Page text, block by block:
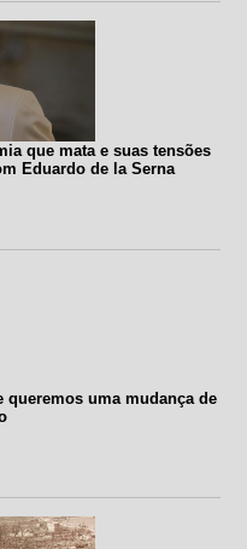
que mata e suas tensões
Eduardo de la Serna
queremos uma mudança de